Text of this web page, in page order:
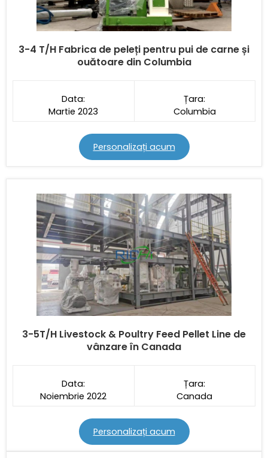
3-4 T/H Fabrica de peleți pentru pui de carne și
ouătoare din Columbia
Data:
Martie 2023
Țara:
Columbia
Personalizați acum
3-5T/H Livestock & Poultry Feed Pellet Line de
vânzare în Canada
Data:
Noiembrie 2022
Țara:
Canada
Personalizați acum